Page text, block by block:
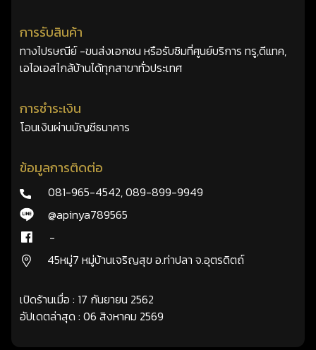
การรับสินค้า
ทางไปรษณีย์ -ขนส่งเอกชน หรือรับซิมที่ศูนย์บริการ ทรู,ดีแทค,
เอไอเอสไกล้บ้านได้ทุกสาขาทั่วประเทศ
การชำระเงิน
โอนเงินผ่านบัญชีธนาคาร
ข้อมูลการติดต่อ
081-965-4542,089-899-9949
@apinya789565
-
45หมู่7 หมู่บ้านเจริญสุข อ.ท่าปลา จ.อุตรดิตถ์
เปิดร้านเมื่อ : 17 กันยายน 2562
อัปเดตล่าสุด : 06 สิงหาคม 2569